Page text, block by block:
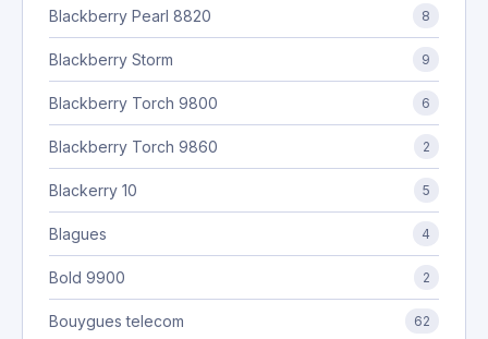
Blackberry Pearl 8820 8
Blackberry Storm 9
Blackberry Torch 9800 6
Blackberry Torch 9860 2
Blackerry 10 5
Blagues 4
Bold 9900 2
Bouygues telecom 62